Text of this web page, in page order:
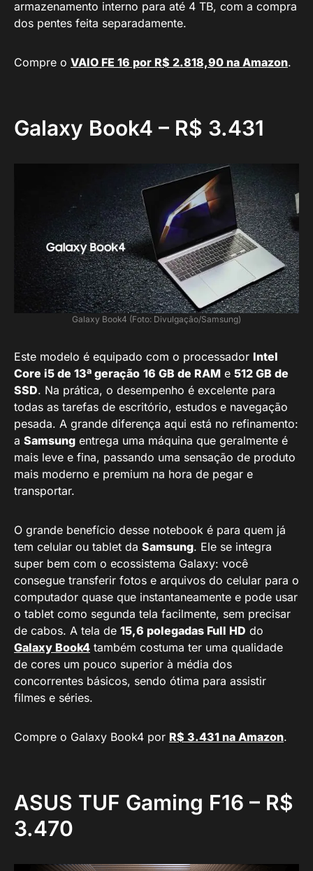
armazenamento interno para até 4 TB, com a compra
dos pentes feita separadamente.
Compre o VAIO FE 16 por R$ 2.818,90 na Amazon.
Galaxy Book4 – R$ 3.431
Galaxy Book4 (Foto: Divulgação/Samsung)
Este modelo é equipado com o processador Intel
Core i5 de 13ª geração 16 GB de RAM e 512 GB de
SSD. Na prática, o desempenho é excelente para
todas as tarefas de escritório, estudos e navegação
pesada. A grande diferença aqui está no refinamento:
a Samsung entrega uma máquina que geralmente é
mais leve e fina, passando uma sensação de produto
mais moderno e premium na hora de pegar e
transportar.
O grande benefício desse notebook é para quem já
tem celular ou tablet da Samsung. Ele se integra
super bem com o ecossistema Galaxy: você
consegue transferir fotos e arquivos do celular para o
computador quase que instantaneamente e pode usar
o tablet como segunda tela facilmente, sem precisar
de cabos. A tela de 15,6 polegadas Full HD do
Galaxy Book4 também costuma ter uma qualidade
de cores um pouco superior à média dos
concorrentes básicos, sendo ótima para assistir
filmes e séries.
Compre o Galaxy Book4 por R$ 3.431 na Amazon.
ASUS TUF Gaming F16 – R$
3.470